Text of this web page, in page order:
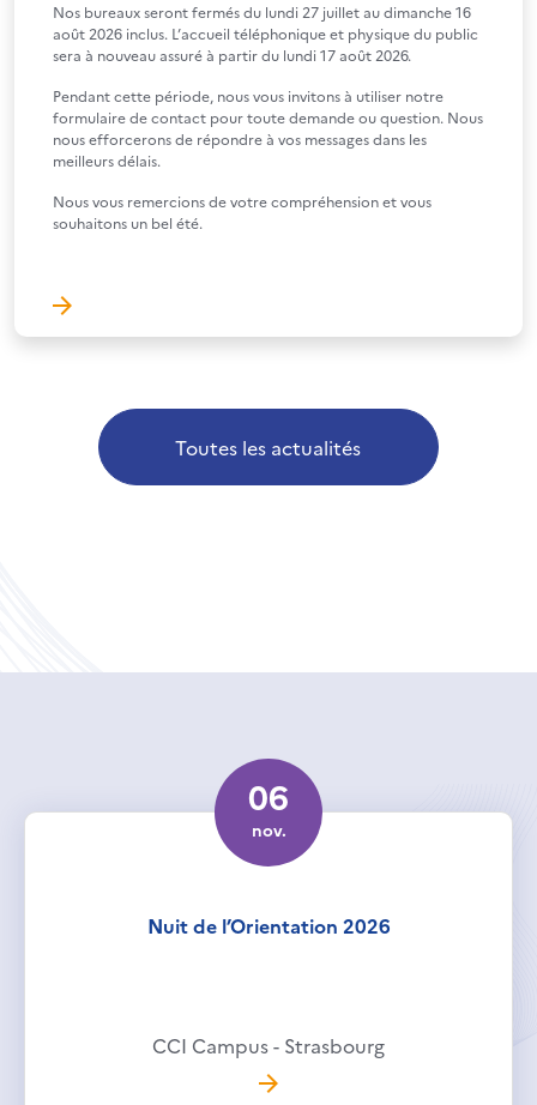
Nos bureaux seront fermés du lundi 27 juillet au dimanche 16
août 2026 inclus. L’accueil téléphonique et physique du public
sera à nouveau assuré à partir du lundi 17 août 2026.
Pendant cette période, nous vous invitons à utiliser notre
formulaire de contact pour toute demande ou question. Nous
nous efforcerons de répondre à vos messages dans les
meilleurs délais.
Nous vous remercions de votre compréhension et vous
souhaitons un bel été.
Toutes les actualités
06
nov.
Nuit de l’Orientation 2026
CCI Campus - Strasbourg